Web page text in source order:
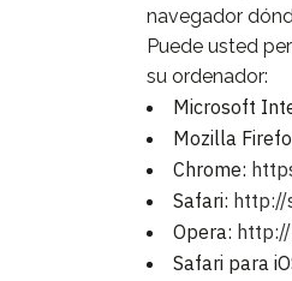
navegador
Puede usted
su ordenador:
Microsoft
Mozilla
Chrome:
Safari: http://
Opera:
Safari para